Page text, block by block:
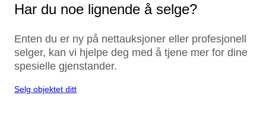
Har du noe lignende å selge?
Enten du er ny på nettauksjoner eller profesjonell
selger, kan vi hjelpe deg med å tjene mer for dine
spesielle gjenstander.
Selg objektet ditt